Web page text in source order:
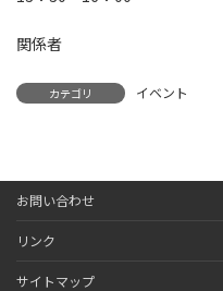
関係者
カテゴリ イベント
お問い合わせ
リンク
サイトマップ